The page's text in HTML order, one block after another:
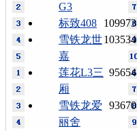
G3
109973
标致408
103534
雪铁龙世
嘉
95654
莲花L3三
厢
93670
雪铁龙爱
丽舍